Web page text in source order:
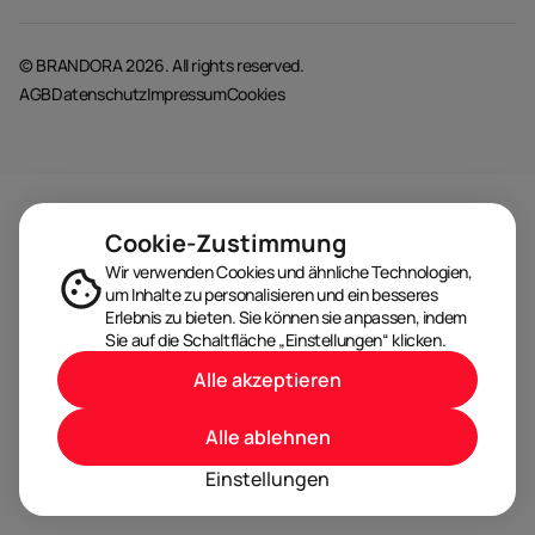
© BRANDORA 2026. All rights reserved.
AGBDatenschutzImpressumCookies
Cookie-Zustimmung
Wir verwenden Cookies und ähnliche Technologien,
um Inhalte zu personalisieren und ein besseres
Erlebnis zu bieten. Sie können sie anpassen, indem
Sie auf die Schaltfläche „Einstellungen“ klicken.
Einstellungen
Alle ablehnen
Alle akzeptieren